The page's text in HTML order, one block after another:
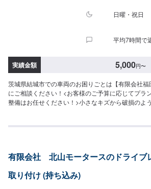
日曜・祝日
平均7時間で
実績金額 5,000円〜
茨城県結城市での車両のお困りごとは【有限会社
にご相談ください！<お客様のご予算に応じてプラ
整備はお任せください！>小さなキズから破損のよ
きし、最適な施工方法をご提案しますので、お気
～2日程度で納車となります。(要相談)納期は前後す
めご了承ください。-----代車について-----代車をご
業中は代車をご利用ください。※代車の燃料代はお
有限会社 北山モータースのドライブ
取り付け (持ち込み)